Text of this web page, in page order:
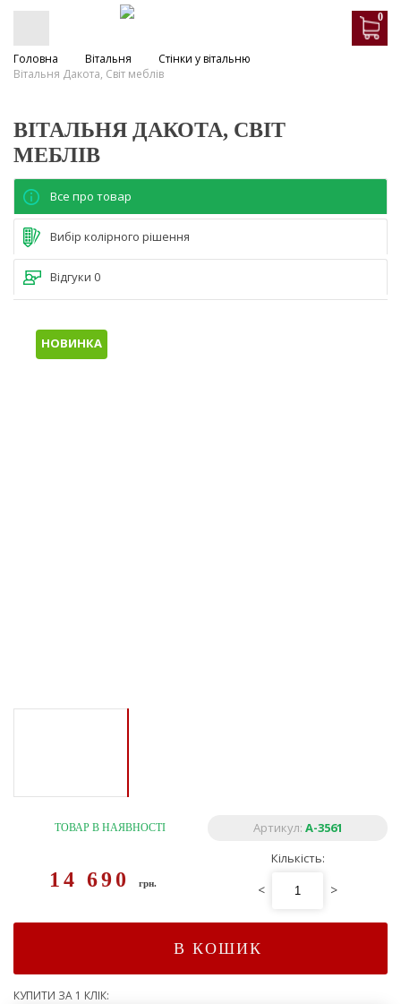
0
Головна Вітальня
Стінки у вітальню
Вітальня Дакота, Світ меблів
ВІТАЛЬНЯ ДАКОТА, СВІТ
МЕБЛІВ
Все про товар
Вибір колірного рішення
Відгуки 0
НОВИНКА
ТОВАР В НАЯВНОСТІ Артикул: А-3561
14 690грн.
Кількість:
< >
В КОШИК
КУПИТИ ЗА 1 КЛІК: